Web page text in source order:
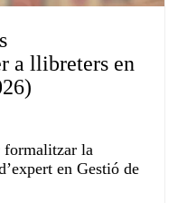
a llibreters en
formalitzar la
en Gestió de